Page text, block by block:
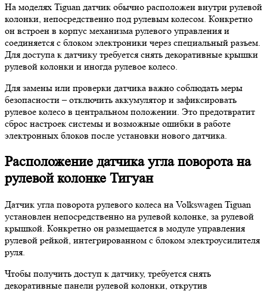
На моделях Tiguan датчик обычно расположен внутри рулевой
колонки, непосредственно под рулевым колесом. Конкретно
он встроен в корпус механизма рулевого управления и
соединяется с блоком электроники через специальный разъем.
Для доступа к датчику требуется снять декоративные крышки
рулевой колонки и иногда рулевое колесо.
Для замены или проверки датчика важно соблюдать меры
безопасности – отключить аккумулятор и зафиксировать
рулевое колесо в центральном положении. Это предотвратит
сброс настроек системы и возможные ошибки в работе
электронных блоков после установки нового датчика.
Расположение датчика угла поворота на
рулевой колонке Тигуан
Датчик угла поворота рулевого колеса на Volkswagen Tiguan
установлен непосредственно на рулевой колонке, за рулевой
крышкой. Конкретно он размещается в модуле управления
рулевой рейкой, интегрированном с блоком электроусилителя
руля.
Чтобы получить доступ к датчику, требуется снять
декоративные панели рулевой колонки, открутив